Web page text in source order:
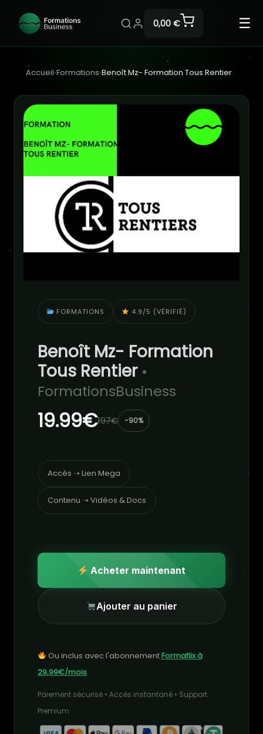
0,00 € ☰
Accueil›Formations›Benoît Mz- Formation Tous Rentier
FORMATIONS 4.9/5 (VÉRIFIÉ)
Benoît Mz- Formation
Tous Rentier •
FormationsBusiness
19.99€197€ -90%
Accès ➝ Lien Mega
Contenu ➝ Vidéos & Docs
Acheter maintenant
Ajouter au panier
Ou inclus avec l'abonnementFormaflix à
29,99€/mois
Paiement sécurisé • Accès instantané • Support
Premium